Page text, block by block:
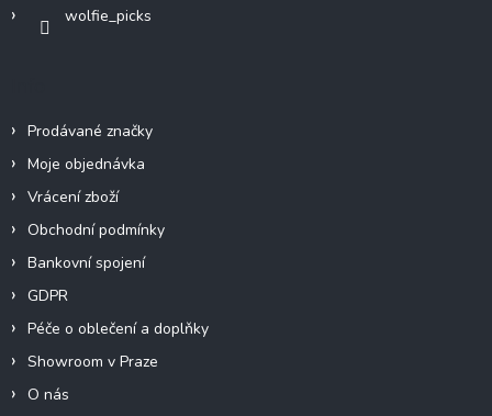
wolfie_picks
Prodávané značky
Moje objednávka
Vrácení zboží
Obchodní podmínky
Bankovní spojení
GDPR
Péče o oblečení a doplňky
Showroom v Praze
O nás